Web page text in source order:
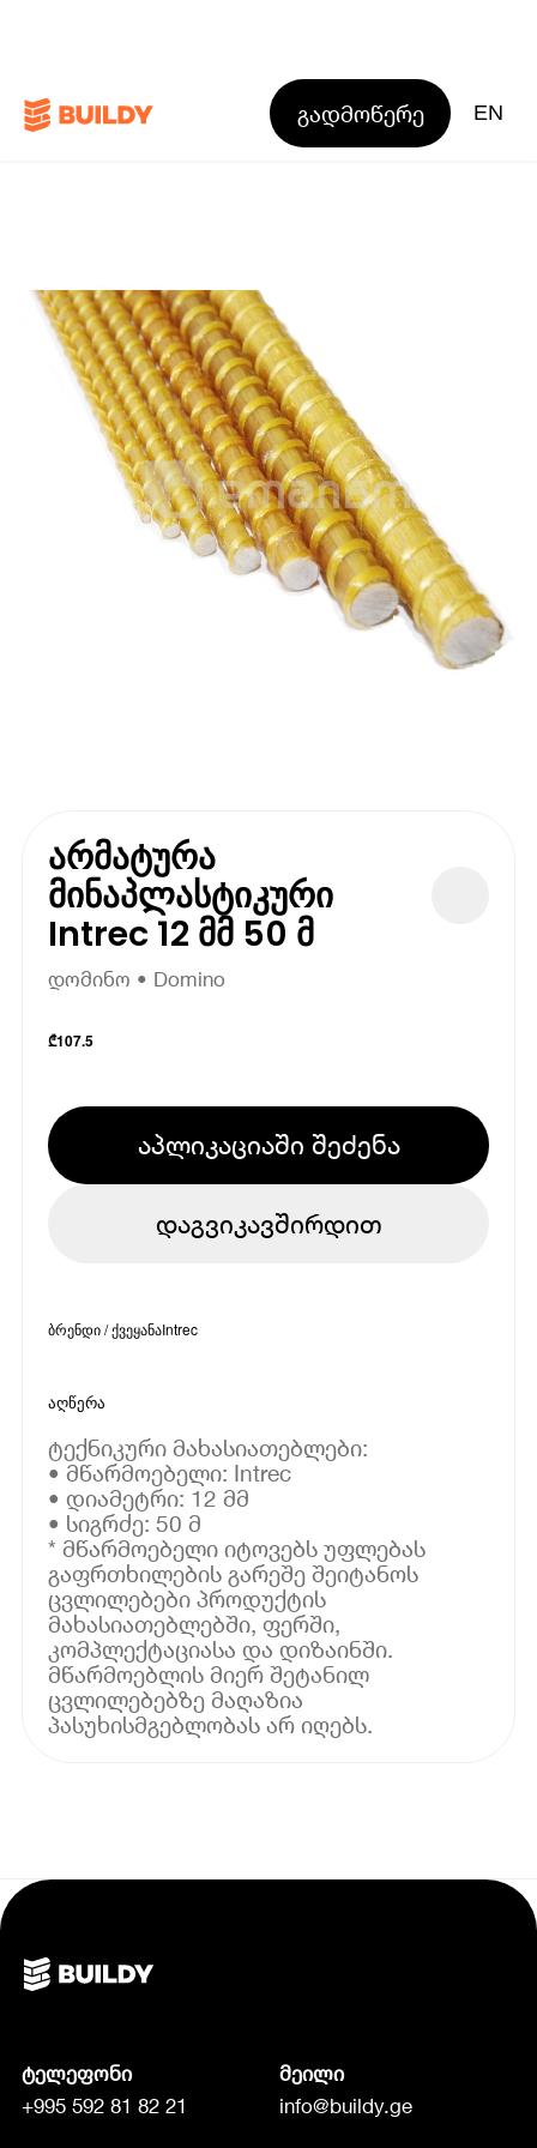
გადმოწერე EN
არმატურა
მინაპლასტიკური
Intrec 12 მმ 50 მ
დომინო • Domino
₾107.5
აპლიკაციაში შეძენა
დაგვიკავშირდით
ბრენდი / ქვეყანაIntrec
აღწერა
ტექნიკური მახასიათებლები:
• მწარმოებელი: Intrec
• დიამეტრი: 12 მმ
• სიგრძე: 50 მ
* მწარმოებელი იტოვებს უფლებას
გაფრთხილების გარეშე შეიტანოს
ცვლილებები პროდუქტის
მახასიათებლებში, ფერში,
კომპლექტაციასა და დიზაინში.
მწარმოებლის მიერ შეტანილ
ცვლილებებზე მაღაზია
პასუხისმგებლობას არ იღებს.
ტელეფონი
+995 592 81 82 21
მეილი
info@buildy.ge